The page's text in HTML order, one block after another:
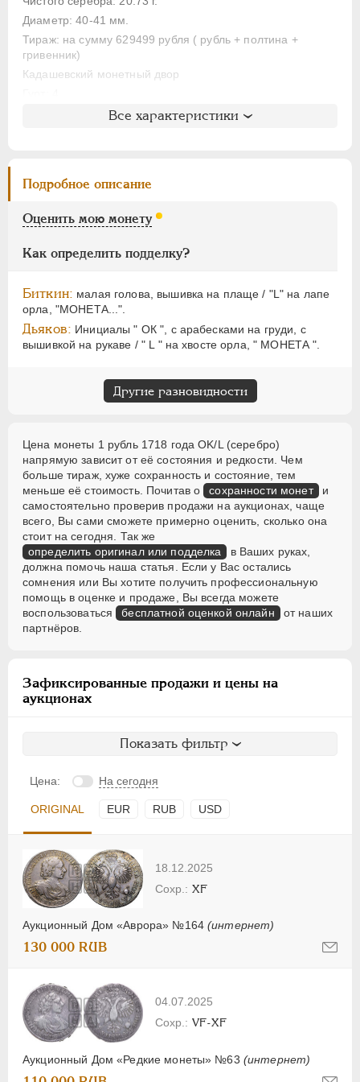
Диаметр: 40-41 мм.
Тираж: на сумму 629499 рубля ( рубль + полтина +
гривенник)
Кадашевский монетный двор
Литература и редкость
Уздеников: 0553
Дьяков ЗС: 553 (R1)
Семёнов
Все характеристики
Подробное описание
Оценить мою монету
Как определить подделку?
Биткин: малая голова, вышивка на плаще / "L" на лапе
орла, "МOНЕТА...".
Дьяков: Инициалы " ОК ", с арабесками на груди, с
вышивкой на рукаве / " L " на хвосте орла, " МОНЕТА ".
Другие разновидности
Цена монеты 1 рубль 1718 года OK/L (серебро)
напрямую зависит от её состояния и редкости. Чем
больше тираж, хуже сохранность и состояние, тем
меньше её стоимость. Почитав о сохранности монет и
самостоятельно проверив продажи на аукционах, чаще
всего, Вы сами сможете примерно оценить, сколько она
стоит на сегодня. Так же
определить оригинал или подделка
в Ваших руках,
должна помочь наша статья. Если у Вас остались
сомнения или Вы хотите получить профессиональную
помощь в оценке и продаже, Вы всегда можете
воспользоваться бесплатной оценкой онлайн от наших
партнёров.
Зафиксированные продажи и цены на
аукционах
Показать фильтр
Цена: На сегодня
ORIGINAL EUR RUB USD
18.12.2025
Аукционный Дом «Аврора» №164(интернет)
XF
130 000 RUB
04.07.2025
Аукционный Дом «Редкие монеты» №63 (интернет)
VF-XF
ПЕТР III 1762-1762
ЕКАТЕРИНА II 1762-1796
ПАВЕЛ I
1796-1801
1826-1855
НИКОЛАЙ II 1894-1917
ИНОСТРАННЫЕ 1768-1918